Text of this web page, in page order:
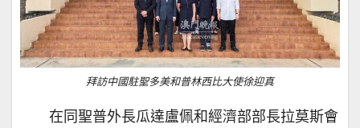
拜訪中國駐聖多美和普林西比大使徐迎真
在同聖普外長瓜達盧佩和經濟部部長拉莫斯會